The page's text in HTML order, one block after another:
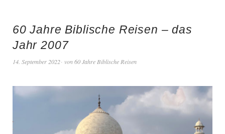
60 Jahre Biblische Reisen – das
Jahr 2007
14. September 2022 von 60 Jahre Biblische Reisen